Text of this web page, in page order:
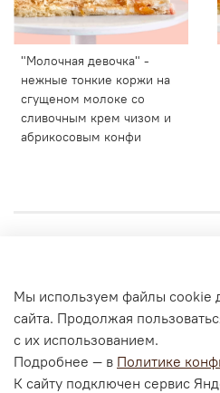
"Молочная девочка" -
нежные тонкие коржи на
сгущеном молоке со
сливочным крем чизом и
абрикосовым конфи
Согласие на обработку
Политика
Согласие на ОПД с
Мы используем файлы cookie
сайта. Продолжая
с их использованием.
Подробнее — в Политике
К сайту подключен сервис